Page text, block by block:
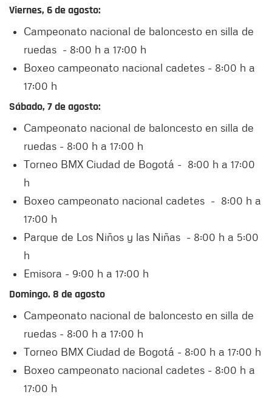
Viernes, 6 de agosto:
Campeonato nacional de baloncesto en silla de
ruedas - 8:00 h a 17:00 h
Boxeo campeonato nacional cadetes - 8:00 h a
17:00 h
Sábado, 7 de agosto:
Campeonato nacional de baloncesto en silla de
ruedas - 8:00 h a 17:00 h
Torneo BMX Ciudad de Bogotá - 8:00 h a 17:00
h
Boxeo campeonato nacional cadetes - 8:00 h a
17:00 h
Parque de Los Niños y las Niñas - 8:00 h a 5:00
h
Emisora - 9:00 h a 17:00 h
Domingo. 8 de agosto
Campeonato nacional de baloncesto en silla de
ruedas - 8:00 h a 17:00 h
Torneo BMX Ciudad de Bogotá - 8:00 h a 17:00 h
Boxeo campeonato nacional cadetes - 8:00 h a
17:00 h